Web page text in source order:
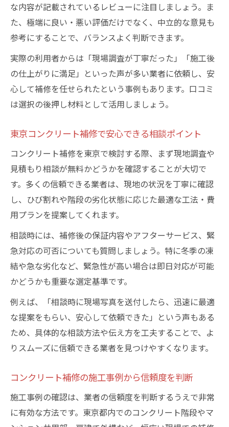
見積もり時に確認したい工法と単価の違い
ひび割れ補修費用で損をしない業者選びの
秘訣
東京の補修業者に聞く費用と工法の最新動
向
な内容が記載されているレビューに注目しましょう。ま
た、極端に良い・悪い評価だけでなく、中立的な意見も
参考にすることで、バランスよく判断できます。
実際の利用者からは「現場調査が丁寧だった」「施工後
の仕上がりに満足」といった声が多い業者に依頼し、安
心して補修を任せられたという事例もあります。口コミ
は選択の後押し材料として活用しましょう。
東京コンクリート補修で安心できる相談ポイント
コンクリート補修を東京で検討する際、まず現地調査や
見積もり相談が無料かどうかを確認することが大切で
す。多くの信頼できる業者は、現地の状況を丁寧に確認
し、ひび割れや階段の劣化状態に応じた最適な工法・費
用プランを提案してくれます。
相談時には、補修後の保証内容やアフターサービス、緊
急対応の可否についても質問しましょう。特に冬季の凍
結や急な劣化など、緊急性が高い場合は即日対応が可能
かどうかも重要な選定基準です。
例えば、「相談時に現場写真を送付したら、迅速に最適
な提案をもらい、安心して依頼できた」という声もある
ため、具体的な相談方法や伝え方を工夫することで、よ
りスムーズに信頼できる業者を見つけやすくなります。
コンクリート補修の施工事例から信頼度を判断
施工事例の確認は、業者の信頼度を判断するうえで非常
に有効な方法です。東京都内でのコンクリート階段やマ